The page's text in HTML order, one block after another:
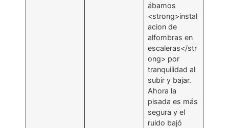
ábamos
<strong>instal
acion de
alfombras en
escaleras</str
ong> por
tranquilidad al
subir y bajar.
Ahora la
pisada es más
segura y el
ruido bajó